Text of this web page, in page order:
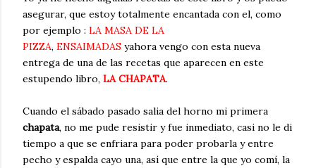
asegurar, que estoy totalmente encantada con el, como
por ejemplo : LA MASA DE LA
PIZZA, ENSAIMADAS yahora vengo con esta nueva
entrega de una de las recetas que aparecen en este
estupendo libro, LA CHAPATA.
Cuando el sábado pasado salia del horno mi primera
chapata, no me pude resistir y fue inmediato, casi no le di
tiempo a que se enfriara para poder probarla y entre
pecho y espalda cayo una, así que entre la que yo comí, la